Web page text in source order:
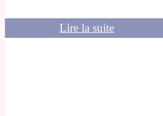
Lire la suite